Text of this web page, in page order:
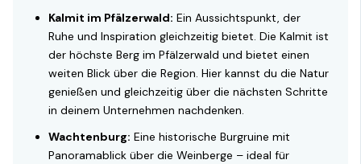
Kalmit im Pfälzerwald: Ein Aussichtspunkt, der
Ruhe und Inspiration gleichzeitig bietet. Die Kalmit ist
der höchste Berg im Pfälzerwald und bietet einen
weiten Blick über die Region. Hier kannst du die Natur
genießen und gleichzeitig über die nächsten Schritte
in deinem Unternehmen nachdenken.
Wachtenburg: Eine historische Burgruine mit
Panoramablick über die Weinberge – ideal für